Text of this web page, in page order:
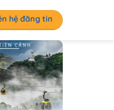
hệ đăng tin